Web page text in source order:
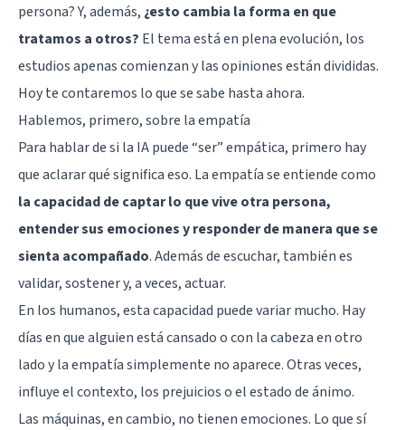
persona? Y, además, ¿esto cambia la forma en que
tratamos a otros? El tema está en plena evolución, los
estudios apenas comienzan y las opiniones están divididas.
Hoy te contaremos lo que se sabe hasta ahora.
Hablemos, primero, sobre la empatía
Para hablar de si la IA puede “ser” empática, primero hay
que aclarar qué significa eso. La empatía se entiende como
la capacidad de captar lo que vive otra persona,
entender sus emociones y responder de manera que se
sienta acompañado. Además de escuchar, también es
validar, sostener y, a veces, actuar.
En los humanos, esta capacidad puede variar mucho. Hay
días en que alguien está cansado o con la cabeza en otro
lado y la empatía simplemente no aparece. Otras veces,
influye el contexto, los prejuicios o el estado de ánimo.
Las máquinas, en cambio, no tienen emociones. Lo que sí